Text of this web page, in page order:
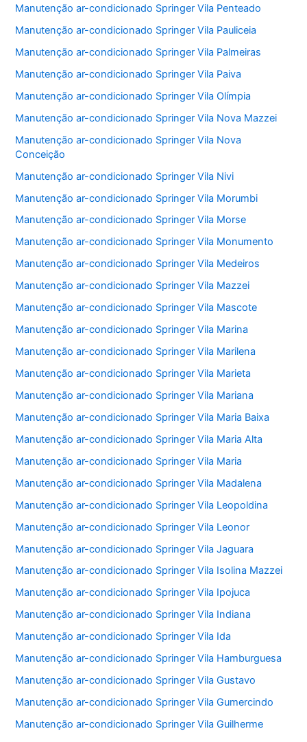
Manutenção ar-condicionado Springer Vila Penteado
Manutenção ar-condicionado Springer Vila Pauliceia
Manutenção ar-condicionado Springer Vila Palmeiras
Manutenção ar-condicionado Springer Vila Paiva
Manutenção ar-condicionado Springer Vila Olímpia
Manutenção ar-condicionado Springer Vila Nova Mazzei
Manutenção ar-condicionado Springer Vila Nova
Conceição
Manutenção ar-condicionado Springer Vila Nivi
Manutenção ar-condicionado Springer Vila Morumbi
Manutenção ar-condicionado Springer Vila Morse
Manutenção ar-condicionado Springer Vila Monumento
Manutenção ar-condicionado Springer Vila Medeiros
Manutenção ar-condicionado Springer Vila Mazzei
Manutenção ar-condicionado Springer Vila Mascote
Manutenção ar-condicionado Springer Vila Marina
Manutenção ar-condicionado Springer Vila Marilena
Manutenção ar-condicionado Springer Vila Marieta
Manutenção ar-condicionado Springer Vila Mariana
Manutenção ar-condicionado Springer Vila Maria Baixa
Manutenção ar-condicionado Springer Vila Maria Alta
Manutenção ar-condicionado Springer Vila Maria
Manutenção ar-condicionado Springer Vila Madalena
Manutenção ar-condicionado Springer Vila Leopoldina
Manutenção ar-condicionado Springer Vila Leonor
Manutenção ar-condicionado Springer Vila Jaguara
Manutenção ar-condicionado Springer Vila Isolina Mazzei
Manutenção ar-condicionado Springer Vila Ipojuca
Manutenção ar-condicionado Springer Vila Indiana
Manutenção ar-condicionado Springer Vila Ida
Manutenção ar-condicionado Springer Vila Hamburguesa
Manutenção ar-condicionado Springer Vila Gustavo
Manutenção ar-condicionado Springer Vila Gumercindo
Manutenção ar-condicionado Springer Vila Guilherme